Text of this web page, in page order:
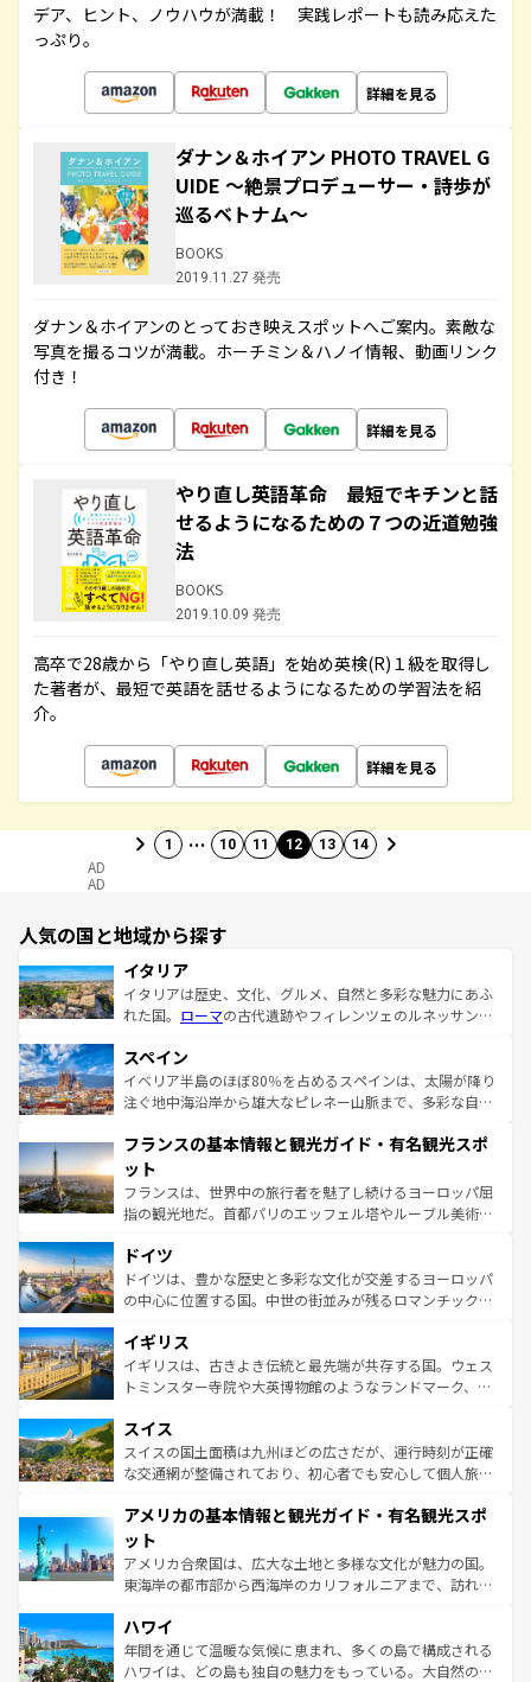
デア、ヒント、ノウハウが満載！ 実践レポートも読み応えた
っぷり。
詳細を見る
ダナン＆ホイアン PHOTO TRAVEL G
UIDE ～絶景プロデューサー・詩歩が
巡るベトナム～
BOOKS
2019.11.27 発売
ダナン＆ホイアンのとっておき映えスポットへご案内。素敵な
写真を撮るコツが満載。ホーチミン＆ハノイ情報、動画リンク
付き！
詳細を見る
やり直し英語革命 最短でキチンと話
せるようになるための７つの近道勉強
法
BOOKS
2019.10.09 発売
高卒で28歳から「やり直し英語」を始め英検(R)１級を取得し
た著者が、最短で英語を話せるようになるための学習法を紹
介。
詳細を見る
1 … 10 11 12 13 14
AD
AD
人気の国と地域から探す
イタリア
イタリアは歴史、文化、グルメ、自然と多彩な魅力にあふ
れた国。 ローマの古代遺跡やフィレンツェのルネッサンス
ろん、トスカーナの美しい田園風景やアマルフィ海岸の絶
景など、自然景観も見逃せない。観光の合間には、本場の
ピザやパスタなど、絶品のイタリア料理を堪能することも
ませてくれるイタリアで、忘れられない旅をしてみよう！
なお、新着のイタリア情報は
しい。
スペイン
イベリア半島のほぼ80％を占めるスペインは、太陽が降り
注ぐ地中海沿岸から雄大なピレネー山脈まで、多彩な自然
文化が根付くこの国では、情熱的なフラメンコ、熱気あふ
れる闘牛、そして美味しいタパスが生活の一部となってい
る。首都マドリードの洗練された雰囲気や、バルセロナの
アートに溢れた街角から、地方では古代ローマ遺跡や中世
せる。地方によって風土や気候が異なるスペインはその個
性で訪れる人を魅了する。 なお、新着のスペイン情報は コ
ンテンツ一覧を参照してほしい。
フランスの基本情報と観光ガイド・有名観光スポ
ット
フランスは、世界中の旅行者を魅了し続けるヨーロッパ屈
指の観光地だ。首都パリのエッフェル塔やルーブル美術館
で、幅広い魅力が詰まっている。華麗な宮殿、歴史的な大
聖堂、美しいビーチ、そして豊かな自然が、訪れる者を心
から魅了する。また、フランスは美食の国としても知ら
いる。シャンパンの発祥地であるランス、プロヴァンスの
香り高いラベンダー畑など、多彩な楽しみ方が可能だ。さ
らに、パリ以外の地域にも魅力が溢れており、どの街角に
れる地方に足を運ぶとそれぞれで全く異なる文化を体験で
きるだろう。 なお、新着のフランス情報はコンテンツ一覧
を参照してほしい。
ドイツ
ドイツは、豊かな歴史と多彩な文化が交差するヨーロッパ
の中心に位置する国。中世の街並みが残るロマンチック街
顔を持つこの国は、どこを歩いても飽きることがない。ベ
ルリンの文化的活気、バイエルン州のアルプスの絶景、そ
してライン川沿いのワイン畑といった風景は必見。ビール
は、お酒好きな人にはぜひ体験してほしい。 なお、新着の
ドイツ情報はコンテンツ一覧を参照してほしい。
イギリス
イギリスは、古きよき伝統と最先端が共存する国。ウェス
トミンスター寺院や大英博物館のようなランドマーク、歴
リアごとに異なる魅力がある。また、優雅なアフタヌーン
ティー、ビール好きにはたまらない英国パブ、サッカー観
戦など、本場だからこそできる体験も豊富。イギリスを旅
ンツ一覧を参照してほしい。
スイス
スイスの国土面積は九州ほどの広さだが、運行時刻が正確
な交通網が整備されており、初心者でも安心して個人旅行
の建物がそのまま残る町や、スイスならではのユニークな
博物館もあり、アルプス観光だけでなく町歩きも満喫する
ことができる。国民の所得が高いため物価も高いが、旅行
者向けの交通パス提供のサービスもあり、うまく活用すれ
着のスイス情報は
アメリカの基本情報と観光ガイド・有名観光スポ
ット
アメリカ合衆国は、広大な土地と多様な文化が魅力の国。
東海岸の都市部から西海岸のカリフォルニアまで、訪れる
のような巨大都市は、観光、ショッピング、エンターテイ
ンメントが詰まった刺激的なスポットだ。一方、アメリカ
西部には大自然が広がり、グランドキャニオンやイエロー
ハワイ
年間を通じて温暖な気候に恵まれ、多くの島で構成される
ハワイは、どの島も独自の魅力をもっている。大自然の神